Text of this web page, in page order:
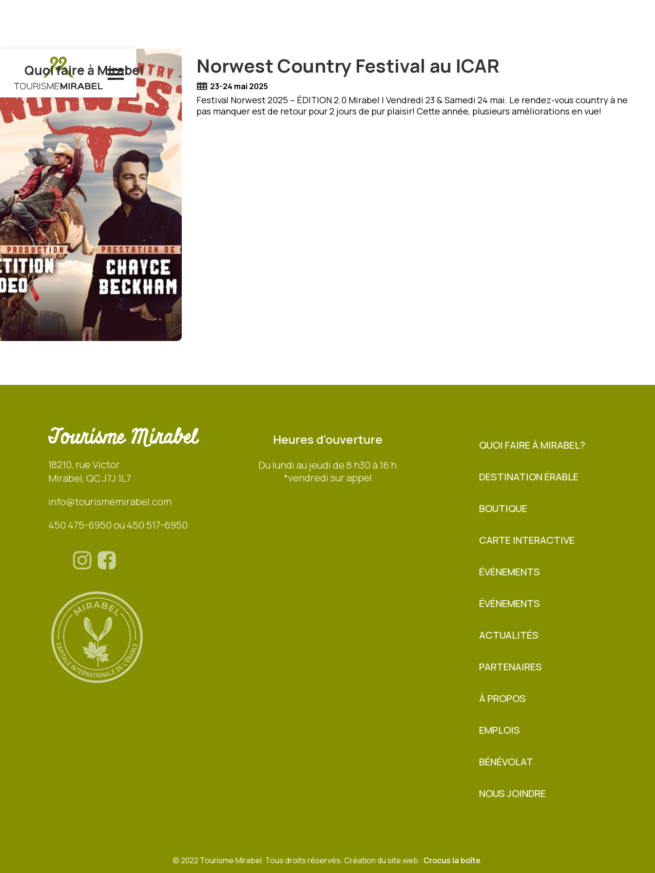
Quoi faire à Mirabel Norwest Country Festival au ICAR
23-24 mai 2025
Festival Norwest 2025 – ÉDITION 2.0 Mirabel | Vendredi 23 & Samedi 24 mai. Le rendez-vous country à ne
pas manquer est de retour pour 2 jours de pur plaisir! Cette année, plusieurs améliorations en vue!
Tourisme Mirabel
18210, rue Victor
Mirabel, QC J7J 1L7
info@tourismemirabel.com
450 475-6950 ou 450 517-6950
Heures d'ouverture
Du lundi au jeudi de 8 h30 à 16 h
*vendredi sur appel
QUOI FAIRE À MIRABEL?
DESTINATION ÉRABLE
BOUTIQUE
CARTE INTERACTIVE
ÉVÉNEMENTS
ÉVÉNEMENTS
ACTUALITÉS
PARTENAIRES
À PROPOS
EMPLOIS
BÉNÉVOLAT
NOUS JOINDRE
©2022 Tourisme Mirabel. Tous droits réservés. Création du site web : Crocus la boîte.